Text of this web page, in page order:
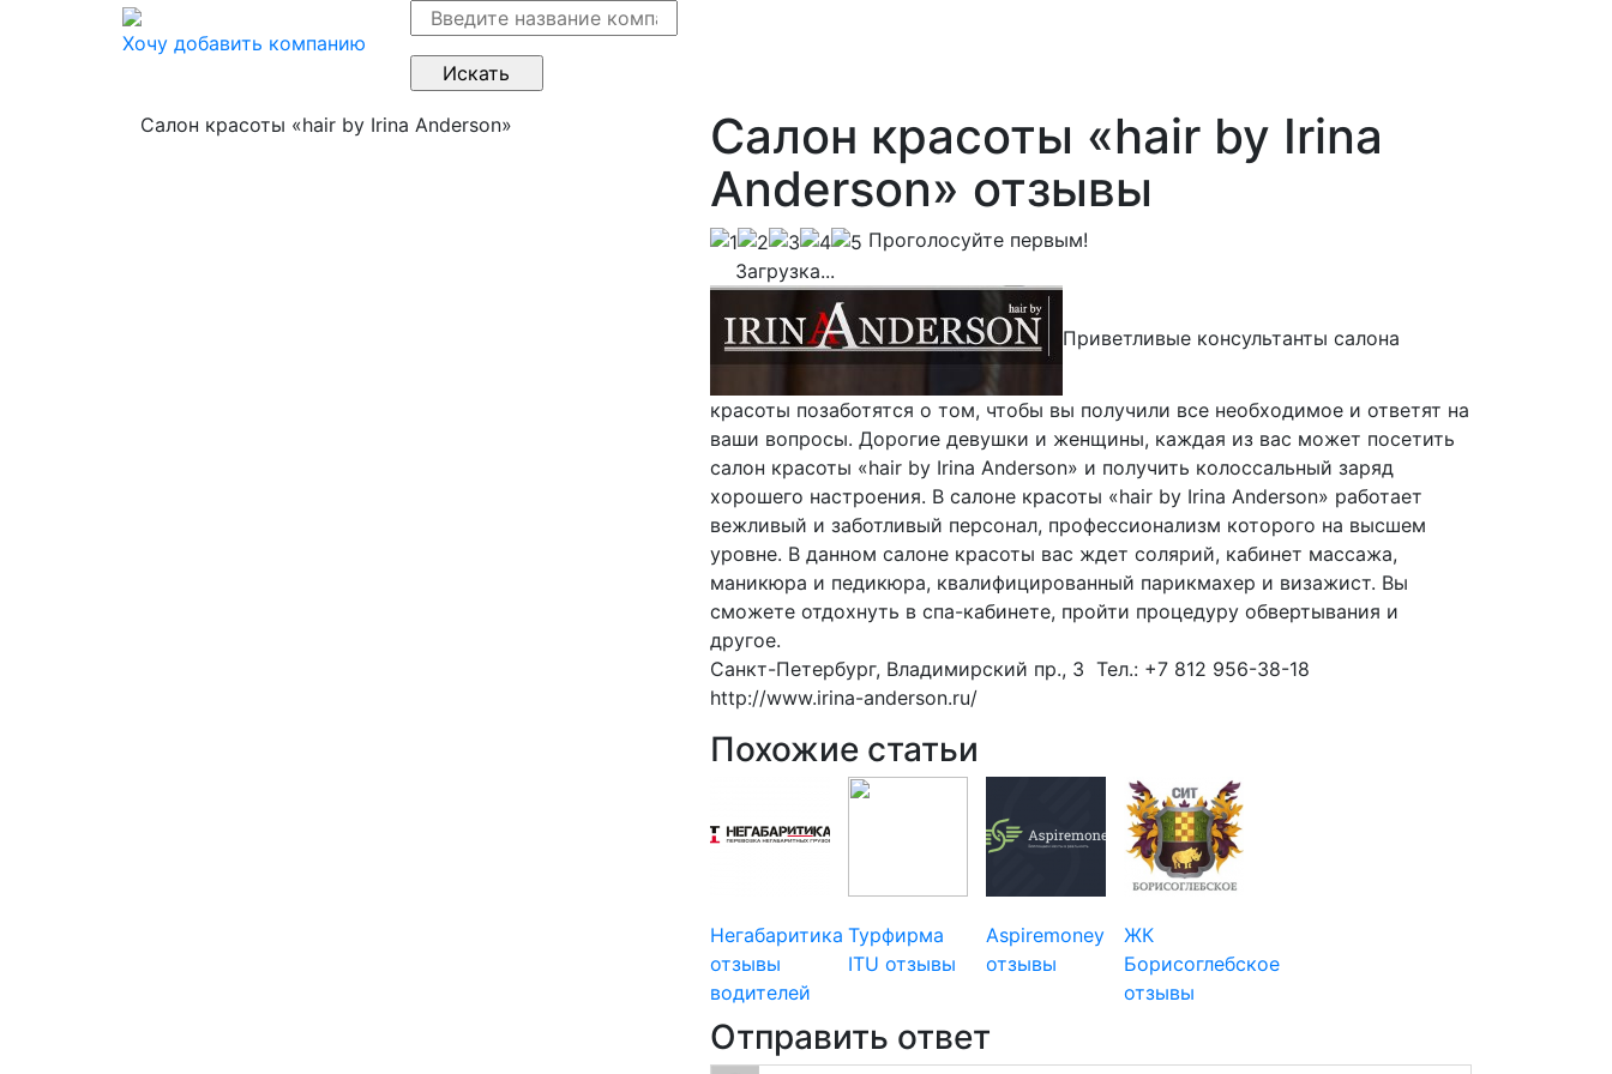
Хочу добавить компанию
Салон красоты «hair by Irina Anderson»
Салон красоты «hair by Irina
Anderson» отзывы
Проголосуйте первым!
Загрузка...
Приветливые консультанты салона
красоты позаботятся о том, чтобы вы получили все необходимое и ответят на
ваши вопросы. Дорогие девушки и женщины, каждая из вас может посетить
салон красоты «hair by Irina Anderson» и получить колоссальный заряд
хорошего настроения. В салоне красоты «hair by Irina Anderson» работает
вежливый и заботливый персонал, профессионализм которого на высшем
уровне. В данном салоне красоты вас ждет солярий, кабинет массажа,
маникюра и педикюра, квалифицированный парикмахер и визажист. Вы
сможете отдохнуть в спа-кабинете, пройти процедуру обвертывания и
другое.
Санкт-Петербург, Владимирский пр., 3 Тел.: +7 812 956-38-18
http://www.irina-anderson.ru/
Похожие статьи
Негабаритика
отзывы
водителей
Турфирма
ITU отзывы
Aspiremoney
отзывы
ЖК
Борисоглебское
отзывы
Отправить ответ